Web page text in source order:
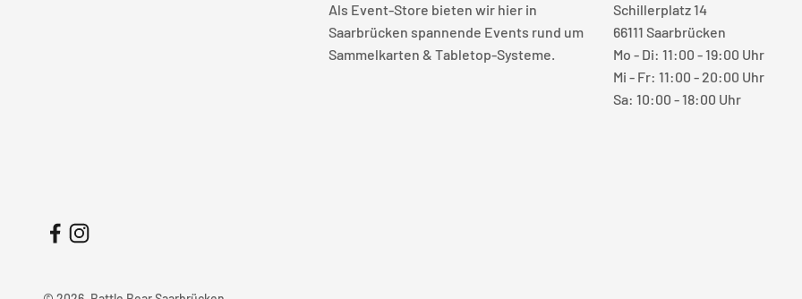
Als Event-Store bieten wir hier in
Saarbrücken spannende Events rund um
Sammelkarten & Tabletop-Systeme.
Schillerplatz 14
66111 Saarbrücken
Mo - Di: 11:00 - 19:00 Uhr
Mi - Fr: 11:00 - 20:00 Uhr
Sa: 10:00 - 18:00 Uhr